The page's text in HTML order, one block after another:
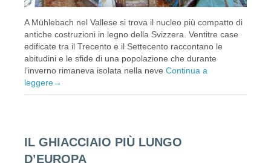
A Mühlebach nel Vallese si trova il nucleo più compatto di
antiche costruzioni in legno della Svizzera. Ventitre case
edificate tra il Trecento e il Settecento raccontano le
abitudini e le sfide di una popolazione che durante
l’inverno rimaneva isolata nella neve Continua a
leggere→
IL GHIACCIAIO PIÙ LUNGO
D’EUROPA